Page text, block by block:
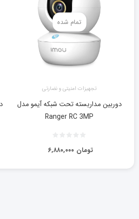
تمام شده
تجهیزات امنیتی و نضارتی
دوربین مداربسته تحت شبکه آیمو مدل
Ranger RC 3MP
۶,۸۸۰,۰۰۰ تومان